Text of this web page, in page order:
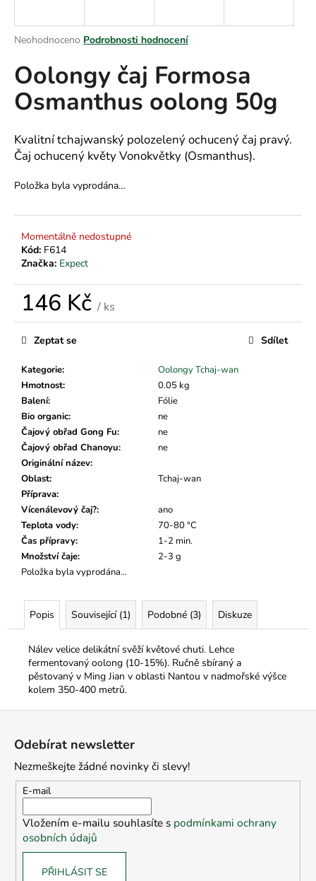
Průměrné
produktu
je
0,0
z
hvězdiček.
Neohodnoceno Podrobnosti hodnocení
Oolongy čaj Formosa
Osmanthus oolong 50g
Kvalitní tchajwanský polozelený ochucený čaj pravý.
Čaj ochucený květy Vonokvětky (Osmanthus).
Položka byla vyprodána…
Momentálně nedostupné
Kód: F614
Značka: Expect
146 Kč / ks
Měrná
cena:
Kategorie:
Oolongy Tchaj-wan
Hmotnost:
0.05 kg
Balení:
Fólie
Bio organic:
ne
Čajový obřad Gong Fu:
ne
Čajový obřad Chanoyu:
ne
Originální název:
Oblast:
Tchaj-wan
Příprava:
Vícenálevový čaj?:
ano
Teplota vody:
70-80 °C
Čas přípravy:
1-2 min.
Množství čaje:
2-3 g
Položka byla vyprodána…
Zeptat se Sdílet
Popis Související (1) Podobné (3) Diskuze
Nálev velice delikátní svěží květové chuti. Lehce
fermentovaný oolong (10-15%). Ručně sbíraný a
pěstovaný v Ming Jian v oblasti Nantou v nadmořské výšce
kolem 350-400 metrů.
j
t
?
HLEDAT
o
p
o
r
č
u
m
Odebírat newsletter
Nezmeškejte žádné novinky či slevy!
E-mail
Vložením e-mailu souhlasíte s podmínkami ochrany
osobních údajů
PŘIHLÁSIT SE